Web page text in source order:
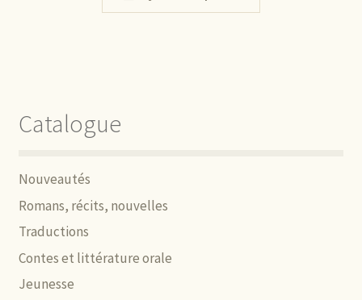
Catalogue
Nouveautés
Romans, récits, nouvelles
Traductions
Contes et littérature orale
Jeunesse